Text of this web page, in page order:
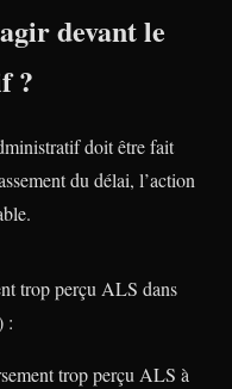
devant le
?
doit être fait
du délai, l’action
trop perçu ALS dans
:
trop perçu ALS à